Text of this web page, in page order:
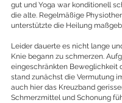
gut und Yoga war konditionell
die alte. Regelmäßige
unterstützte die Heilung
Leider dauerte es nicht lange
Knie begann zu schmerzen.
eingeschränkten Beweglichkeit
stand zunächst die Vermutung
auch hier das Kreuzband
Schmerzmittel und Schonung